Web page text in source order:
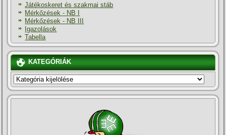
Játékoskeret és szakmai stáb
Mérkőzések - NB I
Mérkőzések - NB III
Igazolások
Tabella
KATEGÓRIÁK
KATEGÓRIÁK